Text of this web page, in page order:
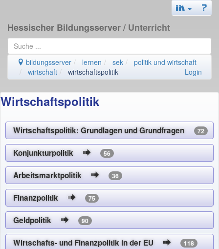
Hessischer Bildungsserver/ Unterricht
bildungsserver lernen sek
politik und wirtschaft
wirtschaft
wirtschaftspolitik Login
Wirtschaftspolitik
Wirtschaftspolitik: Grundlagen und Grundfragen 72
Konjunkturpolitik 56
Arbeitsmarktpolitik 36
Finanzpolitik 75
Geldpolitik 90
Wirtschafts- und Finanzpolitik in der EU 118